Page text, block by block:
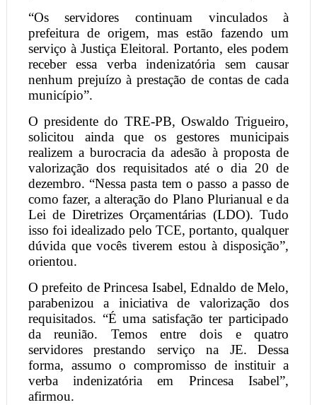
“Os servidores continuam vinculados à
prefeitura de origem, mas estão fazendo um
serviço à Justiça Eleitoral. Portanto, eles podem
receber essa verba indenizatória sem causar
nenhum prejuízo à prestação de contas de cada
município”.
O presidente do TRE-PB, Oswaldo Trigueiro,
solicitou ainda que os gestores municipais
realizem a burocracia da adesão à proposta de
valorização dos requisitados até o dia 20 de
dezembro. “Nessa pasta tem o passo a passo de
como fazer, a alteração do Plano Plurianual e da
Lei de Diretrizes Orçamentárias (LDO). Tudo
isso foi idealizado pelo TCE, portanto, qualquer
dúvida que vocês tiverem estou à disposição”,
orientou.
O prefeito de Princesa Isabel, Ednaldo de Melo,
parabenizou a iniciativa de valorização dos
requisitados. “É uma satisfação ter participado
da reunião. Temos entre dois e quatro
servidores prestando serviço na JE. Dessa
forma, assumo o compromisso de instituir a
verba indenizatória em Princesa Isabel”,
afirmou.